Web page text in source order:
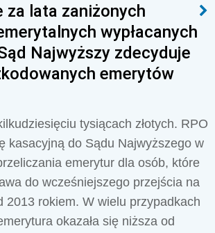
za lata zaniżonych
wypłacanych
Najwyższy zdecyduje
emerytów
tysiącach złotych. RPO
kasacyjną do Sądu Najwyższego w
emerytur dla osób, które
do wcześniejszego przejścia na
2013 rokiem. W wielu przypadkach
okazała się niższa od